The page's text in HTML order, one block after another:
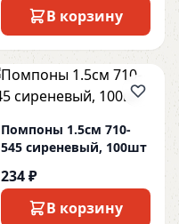
В корзину
Помпоны 1.5см 710-
545 сиреневый, 100шт
234 ₽
В корзину